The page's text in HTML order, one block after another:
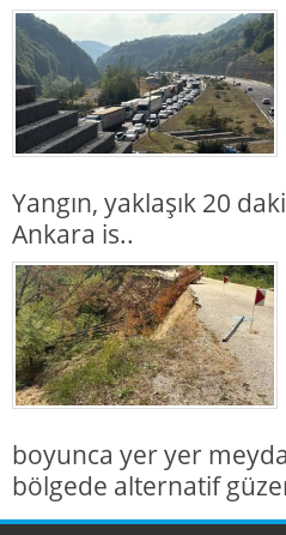
Yangın, yaklaşık 20
Ankara is..
boyunca yer yer
bölgede alternatif